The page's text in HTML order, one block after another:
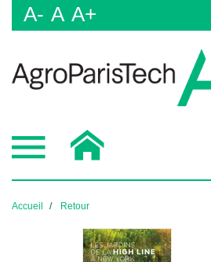
A- A A+
Accueil Retour